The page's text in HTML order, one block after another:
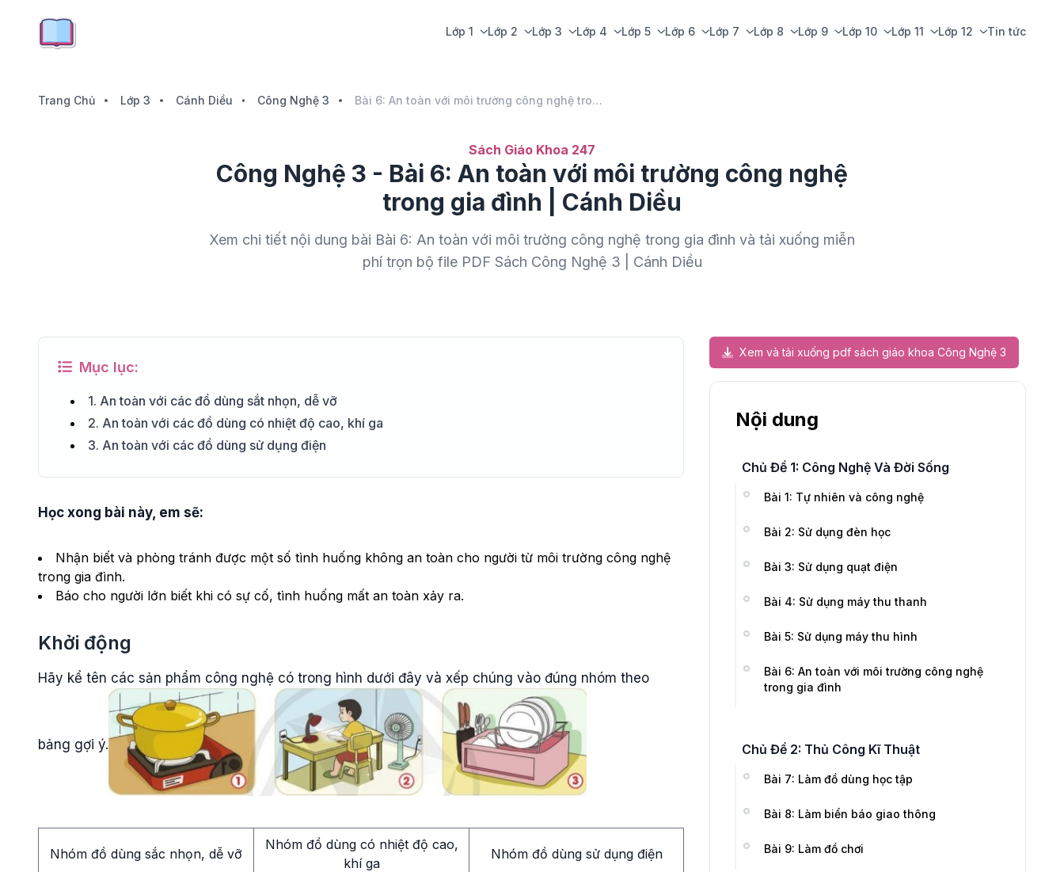
Lớp 1 Lớp 2 Lớp 3 Lớp 4 Lớp 5 Lớp 6 Lớp 7 Lớp 8 Lớp 9 Lớp 10 Lớp 11 Lớp 12 Tin tức
Trang Chủ Lớp 3 Cánh Diều Công Nghệ 3 Bài 6: An toàn với môi trường công nghệ trong gia đình
Sách Giáo Khoa 247
Công Nghệ 3 - Bài 6: An toàn với môi trường công nghệ
trong gia đình | Cánh Diều
Xem chi tiết nội dung bài Bài 6: An toàn với môi trường công nghệ trong gia đình và tải xuống miễn
phí trọn bộ file PDF Sách Công Nghệ 3 | Cánh Diều
Mục lục:
1. An toàn với các đồ dùng sắt nhọn, dễ vỡ
2. An toàn với các đồ dùng có nhiệt độ cao, khí ga
3. An toàn với các đồ dùng sử dụng điện
Học xong bài này, em sẽ:
Nhận biết và phòng tránh được một số tình huống không an toàn cho người từ môi trường công nghệ
trong gia đình.
Báo cho người lớn biết khi có sự cố, tình huống mất an toàn xảy ra.
Khởi động
Hãy kể tên các sản phẩm công nghệ có trong hình dưới đây và xếp chúng vào đúng nhóm theo
bảng gợi ý.
Nhóm đồ dùng sắc nhọn, dễ vỡ
Nhóm đồ dùng có nhiệt độ cao,
khí ga
Nhóm đồ dùng sử dụng điện
Xem và tải xuống pdf sách giáo khoa Công Nghệ 3
Nội dung
Chủ Đề 1: Công Nghệ Và Đời Sống
Bài 1: Tự nhiên và công nghệ
Bài 2: Sử dụng đèn học
Bài 3: Sử dụng quạt điện
Bài 4: Sử dụng máy thu thanh
Bài 5: Sử dụng máy thu hình
Bài 6: An toàn với môi trường công nghệ
trong gia đình
Chủ Đề 2: Thủ Công Kĩ Thuật
Bài 7: Làm đồ dùng học tập
Bài 8: Làm biển báo giao thông
Bài 9: Làm đồ chơi